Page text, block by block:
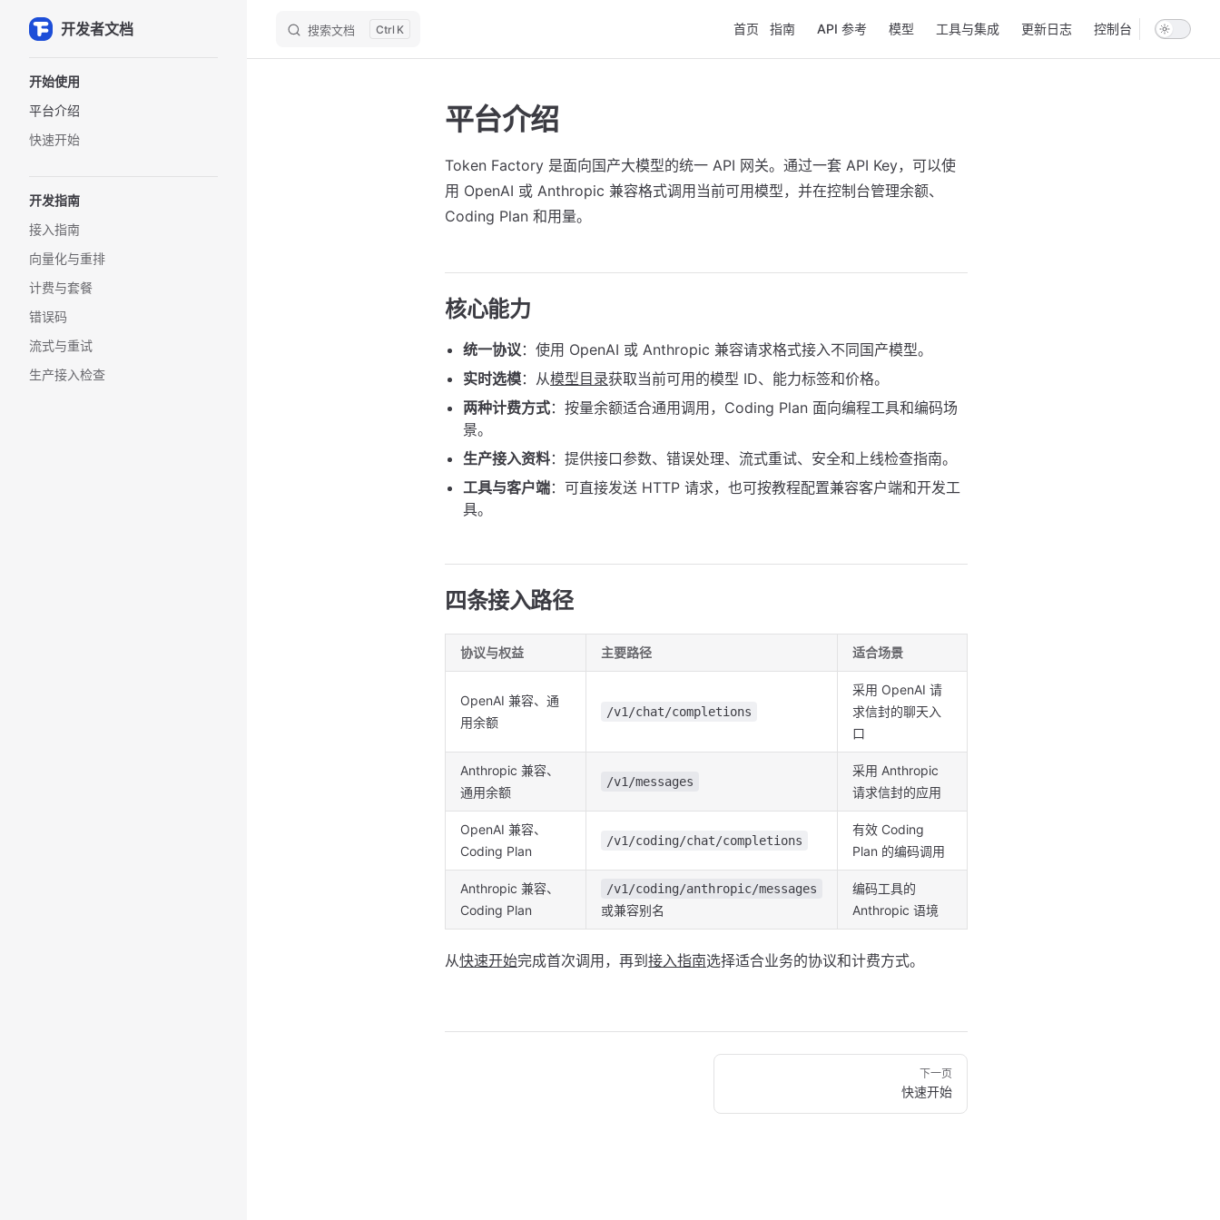
Skip to content
开发者文档 搜索文档 K 首页 指南 API 参考 模型 工具与集成 更新日志 控制台
开始使用
平台介绍
快速开始
开发指南
接入指南
向量化与重排
计费与套餐
错误码
流式与重试
生产接入检查
平台介绍
Token Factory 是面向国产大模型的统一 API 网关。通过一套 API Key，可以使
用 OpenAI 或 Anthropic 兼容格式调用当前可用模型，并在控制台管理余额、
Coding Plan 和用量。
核心能力
统一协议：使用 OpenAI 或 Anthropic 兼容请求格式接入不同国产模型。
实时选模：从模型目录获取当前可用的模型 ID、能力标签和价格。
两种计费方式：按量余额适合通用调用，Coding Plan 面向编程工具和编码场
景。
生产接入资料：提供接口参数、错误处理、流式重试、安全和上线检查指南。
工具与客户端：可直接发送 HTTP 请求，也可按教程配置兼容客户端和开发工
具。
四条接入路径
协议与权益 主要路径 适合场景
OpenAI 兼容、通
用余额
/v1/chat/completions
采用 OpenAI 请
求信封的聊天入
口
Anthropic 兼容、
通用余额
/v1/messages
采用 Anthropic
请求信封的应用
OpenAI 兼容、
Coding Plan
/v1/coding/chat/completions
有效 Coding
Plan 的编码调用
Anthropic 兼容、
Coding Plan
/v1/coding/anthropic/messages
或兼容别名
编码工具的
Anthropic 语境
从快速开始完成首次调用，再到 接入指南选择适合业务的协议和计费方式。
下一页
快速开始